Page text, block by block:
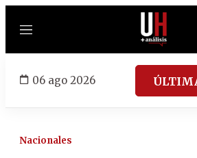
Menú
06 ago 2026
Nacionales